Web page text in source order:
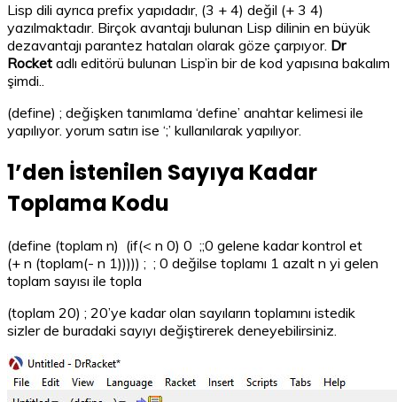
Lisp dili ayrıca prefix yapıdadır, (3 + 4) değil (+ 3 4)
yazılmaktadır. Birçok avantajı bulunan Lisp dilinin en büyük
dezavantajı parantez hataları olarak göze çarpıyor. Dr
Rocket adlı editörü bulunan Lisp’in bir de kod yapısına bakalım
şimdi..
(define) ; değişken tanımlama ‘define’ anahtar kelimesi ile
yapılıyor. yorum satırı ise ‘;’ kullanılarak yapılıyor.
1’den İstenilen Sayıya Kadar
Toplama Kodu
(define (toplam n) (if(< n 0) 0 ;;0 gelene kadar kontrol et
(+ n (toplam(- n 1))))) ; ; 0 değilse toplamı 1 azalt n yi gelen
toplam sayısı ile topla
(toplam 20) ; 20’ye kadar olan sayıların toplamını istedik
sizler de buradaki sayıyı değiştirerek deneyebilirsiniz.